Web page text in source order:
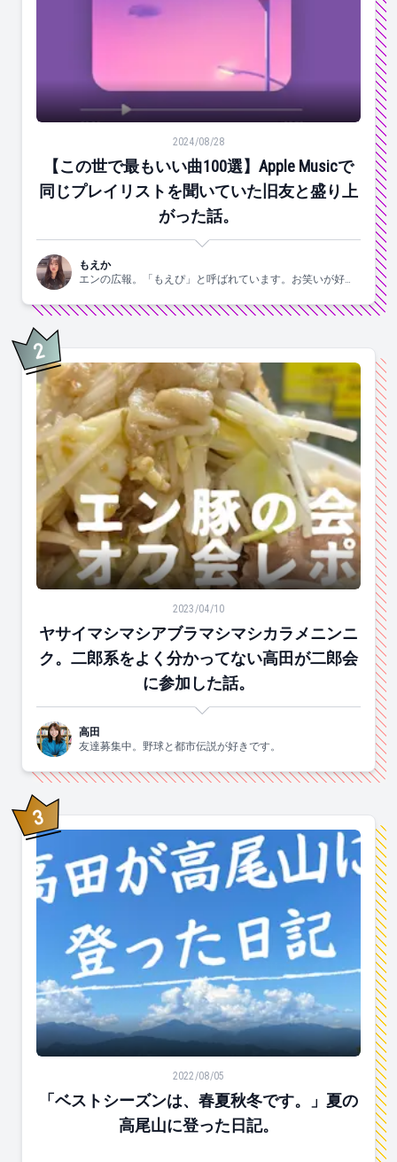
【この世で最もいい曲100選】Apple Musicで同じプレ
2024/08/28
【この世で最もいい曲100選】Apple Musicで
同じプレイリストを聞いていた旧友と盛り上
がった話。
もえか
エンの広報。「もえぴ」と呼ばれています。お笑いが好
2位
ヤサイマシマシアブラマシマシカラメニンニク。二郎
2023/04/10
ヤサイマシマシアブラマシマシカラメニンニ
ク。二郎系をよく分かってない高田が二郎会
に参加した話。
高田
友達募集中。野球と都市伝説が好きです。
3位
「ベストシーズンは、春夏秋冬です。」夏の高尾山に登
2022/08/05
「ベストシーズンは、春夏秋冬です。」夏の
高尾山に登った日記。